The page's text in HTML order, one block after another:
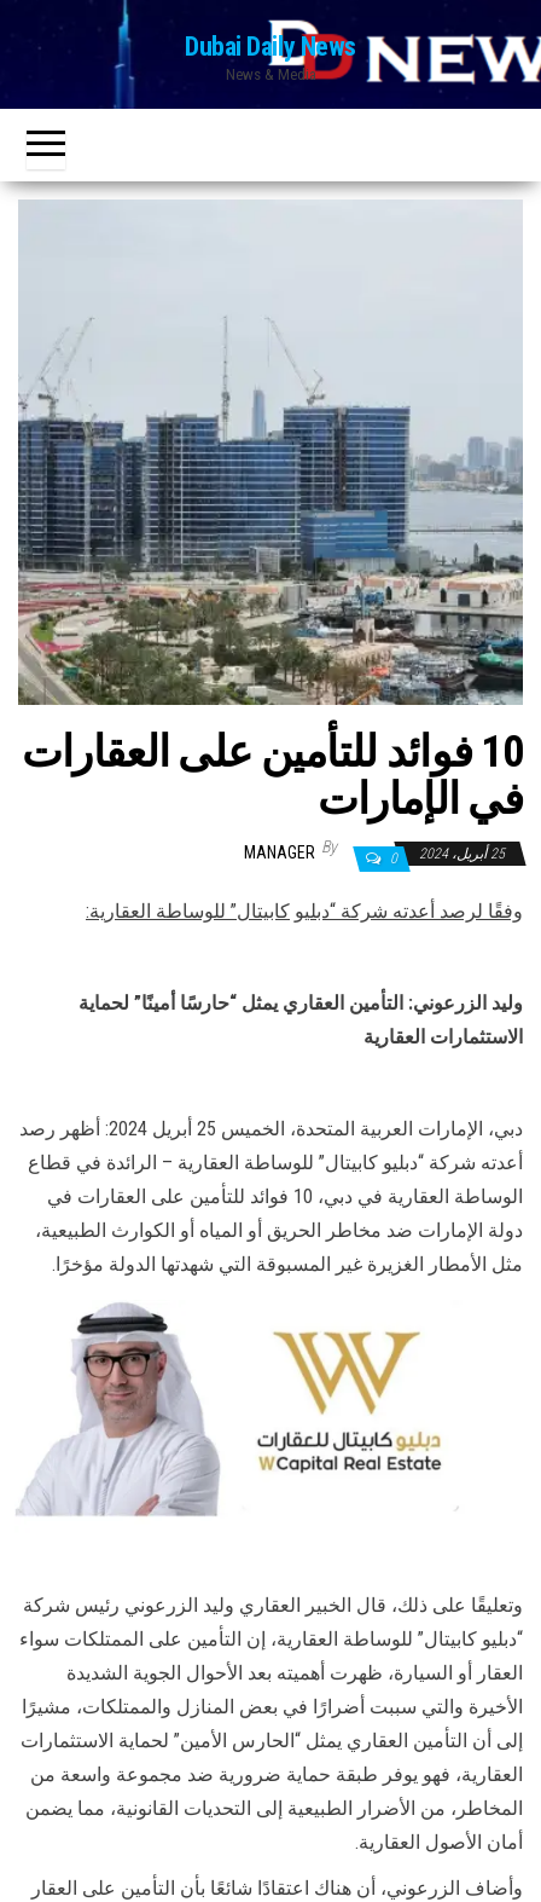
to
the
content
Dubai Daily News
News & Media
10 فوائد للتأمين على العقارات
في الإمارات
25 أبريل، 2024 0
By
MANAGER
وفقًا لرصد أعدته شركة “دبليو كابيتال” للوساطة العقارية:
وليد الزرعوني: التأمين العقاري يمثل “حارسًا أمينًا” لحماية
الاستثمارات العقارية
دبي، الإمارات العربية المتحدة، الخميس 25 أبريل 2024: أظهر رصد
أعدته شركة “دبليو كابيتال” للوساطة العقارية – الرائدة في قطاع
الوساطة العقارية في دبي، 10 فوائد للتأمين على العقارات في
دولة الإمارات ضد مخاطر الحريق أو المياه أو الكوارث الطبيعية،
مثل الأمطار الغزيرة غير المسبوقة التي شهدتها الدولة مؤخرًا.
وتعليقًا على ذلك، قال الخبير العقاري وليد الزرعوني رئيس شركة
“دبليو كابيتال” للوساطة العقارية، إن التأمين على الممتلكات سواء
العقار أو السيارة، ظهرت أهميته بعد الأحوال الجوية الشديدة
الأخيرة والتي سببت أضرارًا في بعض المنازل والممتلكات، مشيرًا
إلى أن التأمين العقاري يمثل “الحارس الأمين” لحماية الاستثمارات
العقارية، فهو يوفر طبقة حماية ضرورية ضد مجموعة واسعة من
المخاطر، من الأضرار الطبيعية إلى التحديات القانونية، مما يضمن
أمان الأصول العقارية.
وأضاف الزرعوني، أن هناك اعتقادًا شائعًا بأن التأمين على العقار